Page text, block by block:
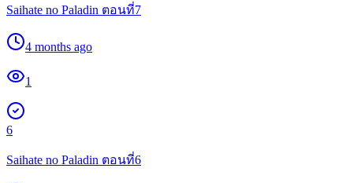
Saihate no Paladin ตอนที่7
4 months ago
1
6
Saihate no Paladin ตอนที่6